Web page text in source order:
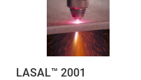
LASAL™ 2001